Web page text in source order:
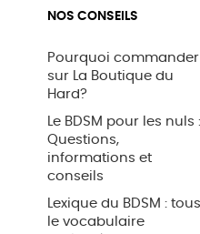
NOS CONSEILS
Pourquoi commander
sur La Boutique du
Hard?
Le BDSM pour les nuls :
Questions,
informations et
conseils
Lexique du BDSM : tous
le vocabulaire